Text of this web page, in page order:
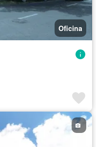
Oficina